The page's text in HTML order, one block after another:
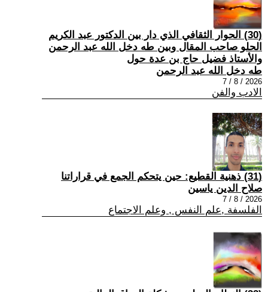
(30) الحوار الثقافي الذي دار بين الدكتور عبد الكريم
الحلو صاحب المقال وبين طه دخل الله عبد الرحمن
والأستاذ فضيل حاج بن عدة حول
طه دخل الله عبد الرحمن
2026 / 8 / 7
الادب والفن
(31) ذهنية القطيع: حين يتحكم الجمع في قراراتنا
صلاح الدين ياسين
2026 / 8 / 7
الفلسفة ,علم النفس , وعلم الاجتماع